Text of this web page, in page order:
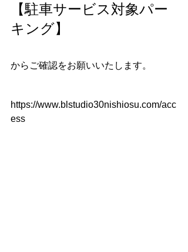
【駐車サービス対象パー
キング】
からご確認をお願いいたします。
https://www.blstudio30nishiosu.com/acc
ess